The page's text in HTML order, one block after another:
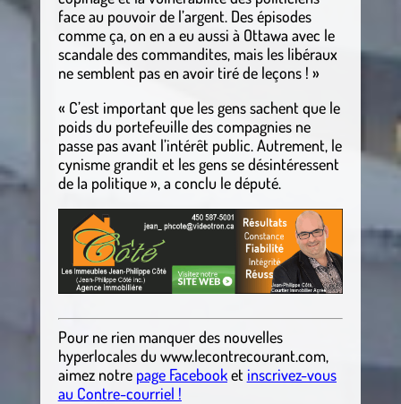
face au pouvoir de l’argent. Des épisodes
comme ça, on en a eu aussi à Ottawa avec le
scandale des commandites, mais les libéraux
ne semblent pas en avoir tiré de leçons ! »
« C’est important que les gens sachent que le
poids du portefeuille des compagnies ne
passe pas avant l’intérêt public. Autrement, le
cynisme grandit et les gens se désintéressent
de la politique », a conclu le député.
Pour ne rien manquer des nouvelles
hyperlocalesdu www.lecontrecourant.com,
aimez notre page Facebooket inscrivez-vous
au Contre-courriel !